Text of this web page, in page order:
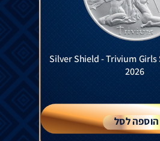
Silver Shield - Trivium Girls
2026
הוספה לסל